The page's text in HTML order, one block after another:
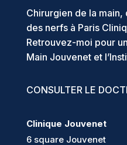
Chirurgien de la main,
des nerfs à Paris
Retrouvez-moi pour
Main Jouvenet et
CONSULTER LE
Clinique Jouvenet
6 square Jouvenet